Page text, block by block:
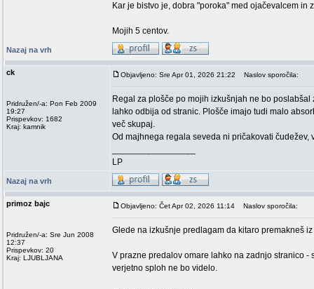
Kar je bistvo je, dobra "poroka" med ojačevalcem in
Mojih 5 centov.
Nazaj na vrh
ck
Pridružen/-a: Pon Feb 2009
19:27
Prispevkov: 1682
Kraj: kamnik
Objavljeno: Sre Apr 01, 2026 21:22 Naslov sporočila:
Regal za plošče po mojih izkušnjah ne bo
lahko odbija od stranic. Plošče imajo tudi malo
več skupaj.
Od majhnega regala seveda ni pričakovati
LP
Nazaj na vrh
primoz bajc
Pridružen/-a: Sre Jun 2008
12:37
Prispevkov: 20
Kraj: LJUBLJANA
Objavljeno: Čet Apr 02, 2026 11:14 Naslov sporočila:
Glede na izkušnje predlagam da kitaro premakneš
V prazne predalov omare lahko na zadnjo stranico
verjetno sploh ne bo videlo.